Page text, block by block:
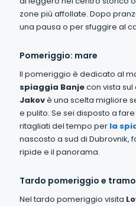
zone più affollate. Dopo
una pausa o per sfuggire al
Pomeriggio: mare
Il pomeriggio è dedicato al
spiaggia Banjecon vista
Jakovè una scelta migliore
e pulito. Se sei disposto a
ritagliati del tempo per la
nascosto a sud di Dubrovnik,
ripide e il panorama.
Tardo pomeriggio e
Nel tardo pomeriggio visita